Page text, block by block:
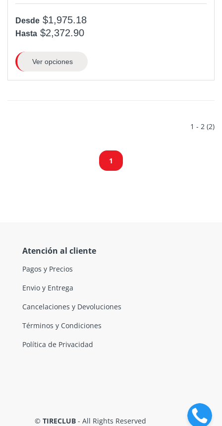
Desde $1,975.18
Hasta $2,372.90
Ver opciones
1 - 2 (2)
1
Atención al cliente
Pagos y Precios
Envio y Entrega
Cancelaciones y Devoluciones
Términos y Condiciones
Política de Privacidad
© TIRECLUB - All Rights Reserved